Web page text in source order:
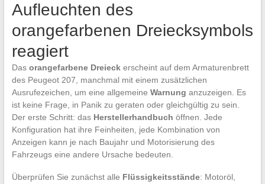
Aufleuchten des
orangefarbenen Dreiecksymbols
reagiert
Das orangefarbene Dreieckerscheint auf dem Armaturenbrett
des Peugeot 207, manchmal mit einem zusätzlichen
Ausrufezeichen, um eine allgemeine Warnung anzuzeigen. Es
ist keine Frage, in Panik zu geraten oder gleichgültig zu sein.
Der erste Schritt: das Herstellerhandbuch öffnen. Jede
Konfiguration hat ihre Feinheiten, jede Kombination von
Anzeigen kann je nach Baujahr und Motorisierung des
Fahrzeugs eine andere Ursache bedeuten.
Überprüfen Sie zunächst alle Flüssigkeitsstände: Motoröl,